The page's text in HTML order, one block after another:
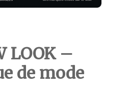
LOOK –
de mode